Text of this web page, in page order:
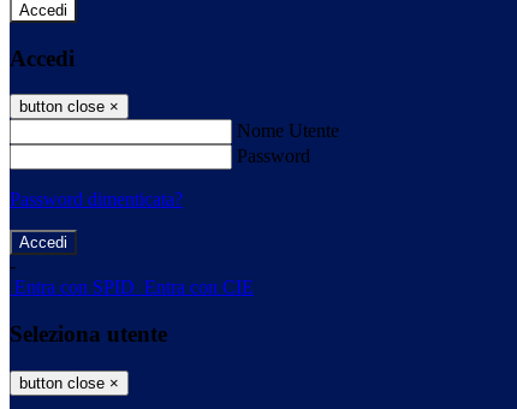
Accedi
Accedi
button close ×
Nome Utente
Password
Password dimenticata?
-
Entra con SPID Entra con CIE
Seleziona utente
button close ×